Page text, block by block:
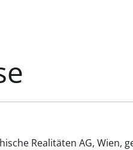
Realitäten AG,